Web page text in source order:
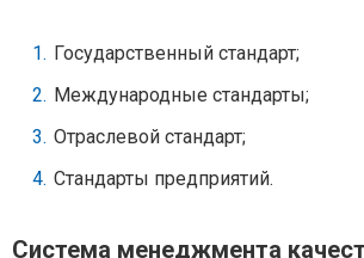
Государственный стандарт;
Международные стандарты;
Отраслевой стандарт;
Стандарты предприятий.
Система менеджмента